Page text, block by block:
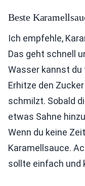
Beste
Ich empfehle,
Das geht schnell
Wasser kannst du
Erhitze den
schmilzt. Sobald
etwas Sahne
Wenn du keine
Karamellsauce.
sollte einfach und